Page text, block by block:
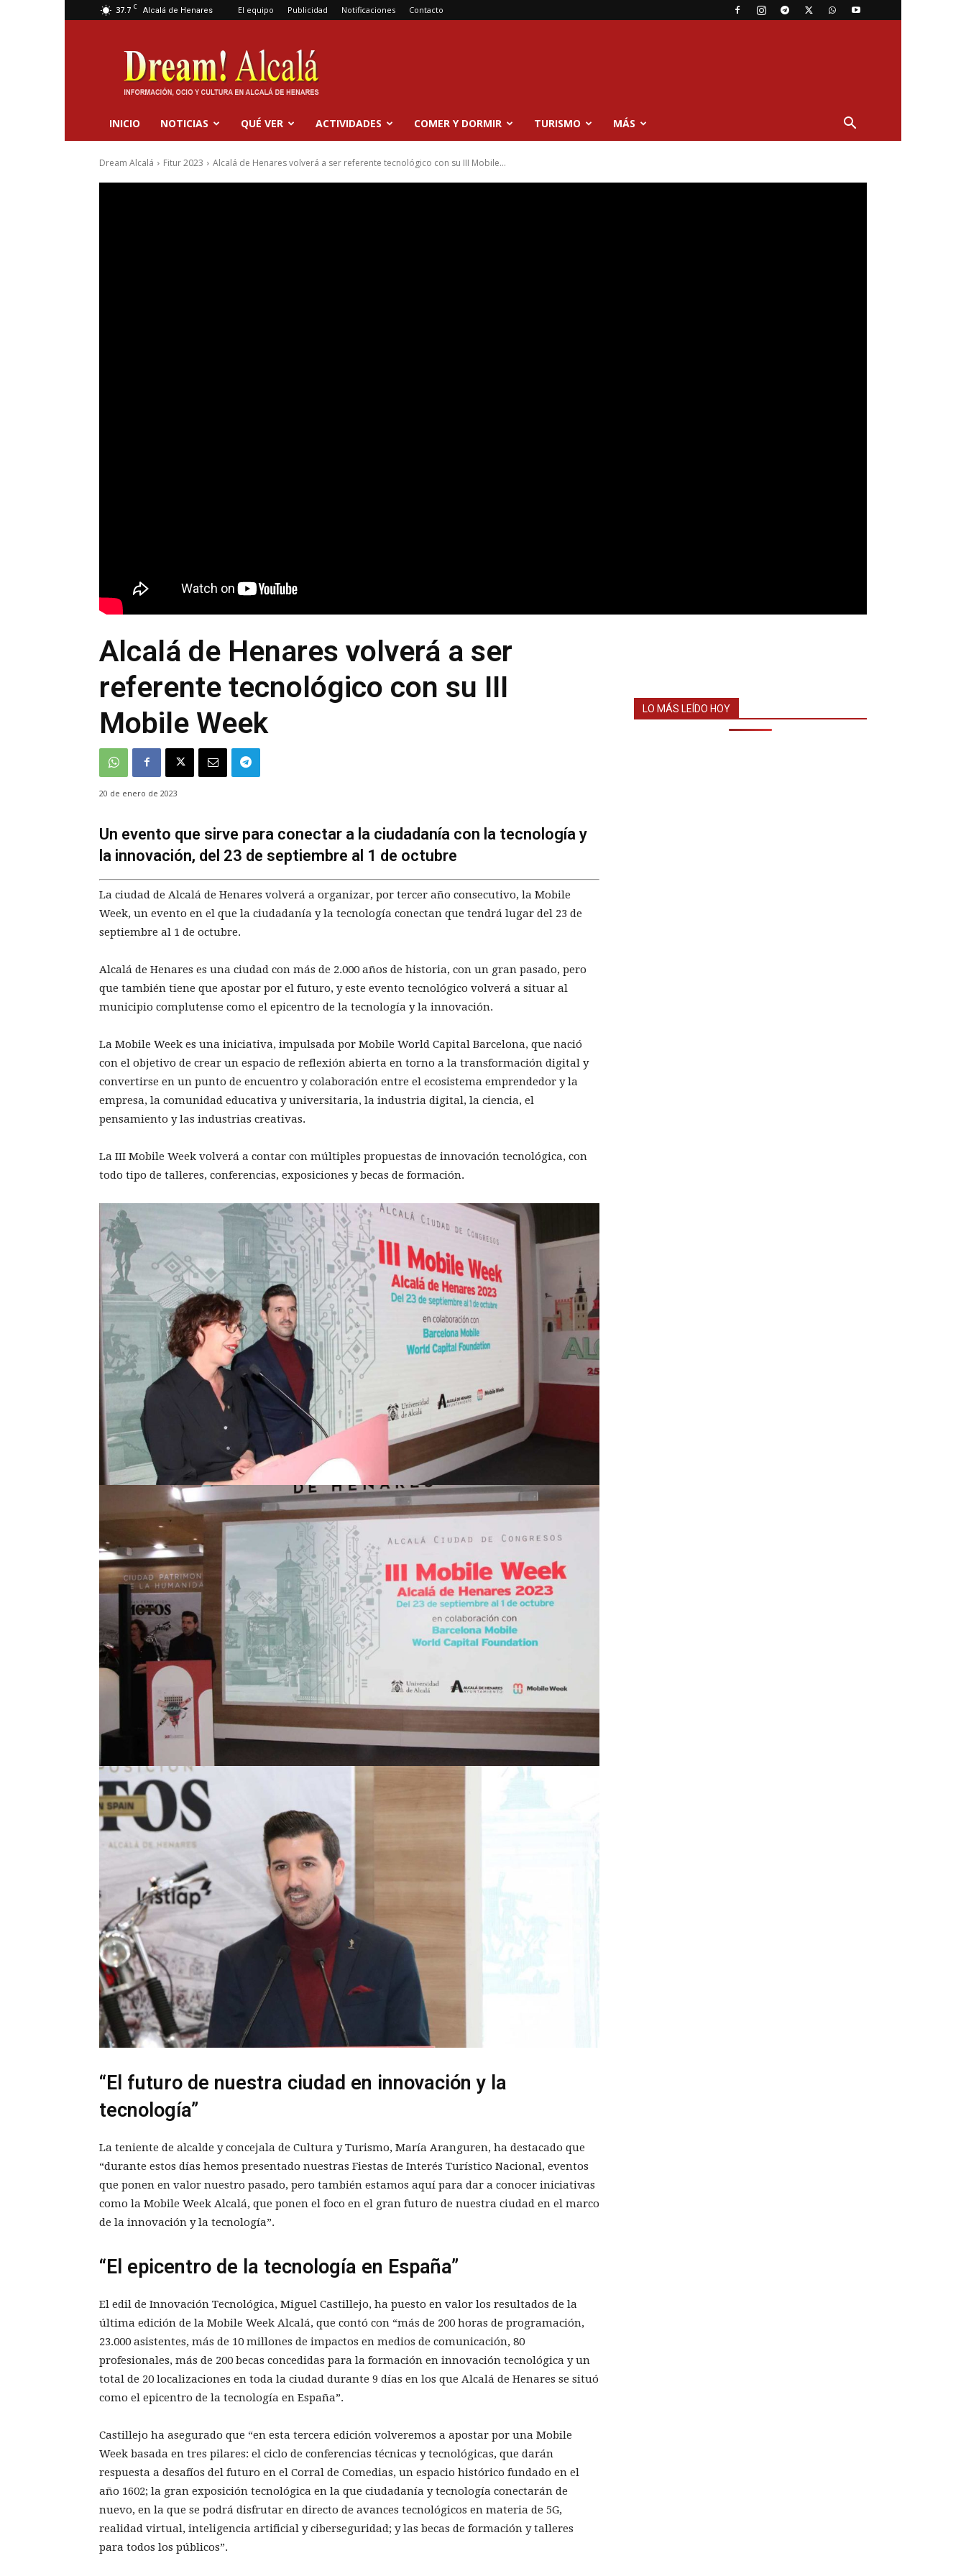
37.7 C Alcalá de Henares El equipo Publicidad Notificaciones Contacto
Dream
Alcalá
INICIO NOTICIAS QUÉ VER ACTIVIDADES COMER Y DORMIR TURISMO MÁS
Dream Alcalá Fitur 2023 Alcalá de Henares volverá a ser referente tecnológico con su III Mobile...
Alcalá de Henares volverá a ser
referente tecnológico con su III
Mobile Week
20 de enero de 2023
Un evento que sirve para conectar a la ciudadanía con la tecnología y
la innovación, del 23 de septiembre al 1 de octubre
La ciudad de Alcalá de Henares volverá a organizar, por tercer año consecutivo, la Mobile
Week, un evento en el que la ciudadanía y la tecnología conectan que tendrá lugar del 23 de
septiembre al 1 de octubre.
Alcalá de Henares es una ciudad con más de 2.000 años de historia, con un gran pasado, pero
que también tiene que apostar por el futuro, y este evento tecnológico volverá a situar al
municipio complutense como el epicentro de la tecnología y la innovación.
La Mobile Week es una iniciativa, impulsada por Mobile World Capital Barcelona, que nació
con el objetivo de crear un espacio de reflexión abierta en torno a la transformación digital y
convertirse en un punto de encuentro y colaboración entre el ecosistema emprendedor y la
empresa, la comunidad educativa y universitaria, la industria digital, la ciencia, el
pensamiento y las industrias creativas.
La III Mobile Week volverá a contar con múltiples propuestas de innovación tecnológica, con
todo tipo de talleres, conferencias, exposiciones y becas de formación.
“El futuro de nuestra ciudad en innovación y la
tecnología”
La teniente de alcalde y concejala de Cultura y Turismo, María Aranguren, ha destacado que
“durante estos días hemos presentado nuestras Fiestas de Interés Turístico Nacional, eventos
que ponen en valor nuestro pasado, pero también estamos aquí para dar a conocer iniciativas
como la Mobile Week Alcalá, que ponen el foco en el gran futuro de nuestra ciudad en el marco
de la innovación y la tecnología”.
“El epicentro de la tecnología en España”
El edil de Innovación Tecnológica, Miguel Castillejo, ha puesto en valor los resultados de la
última edición de la Mobile Week Alcalá, que contó con “más de 200 horas de programación,
23.000 asistentes, más de 10 millones de impactos en medios de comunicación, 80
profesionales, más de 200 becas concedidas para la formación en innovación tecnológica y un
total de 20 localizaciones en toda la ciudad durante 9 días en los que Alcalá de Henares se situó
como el epicentro de la tecnología en España”.
Castillejo ha asegurado que “en esta tercera edición volveremos a apostar por una Mobile
Week basada en tres pilares: el ciclo de conferencias técnicas y tecnológicas, que darán
respuesta a desafíos del futuro en el Corral de Comedias, un espacio histórico fundado en el
año 1602; la gran exposición tecnológica en la que ciudadanía y tecnología conectarán de
nuevo, en la que se podrá disfrutar en directo de avances tecnológicos en materia de 5G,
realidad virtual, inteligencia artificial y ciberseguridad; y las becas de formación y talleres
para todos los públicos”.
LO MÁS LEÍDO HOY